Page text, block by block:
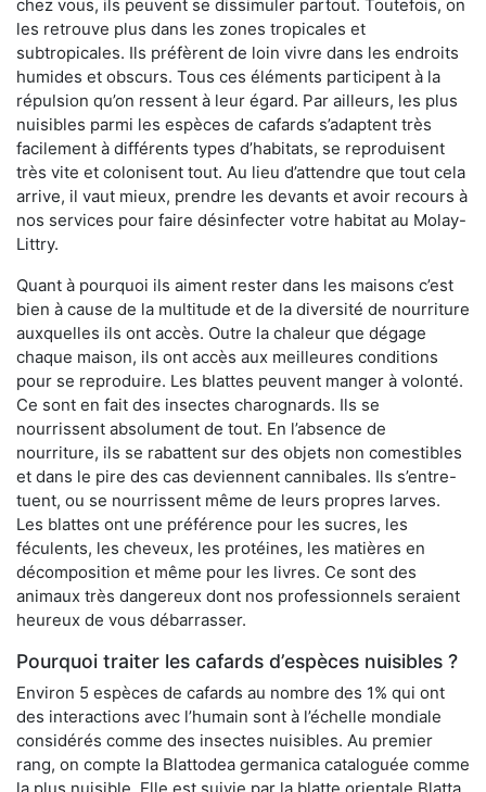
chez vous, ils peuvent se dissimuler partout. Toutefois, on
les retrouve plus dans les zones tropicales et
subtropicales. Ils préfèrent de loin vivre dans les endroits
humides et obscurs. Tous ces éléments participent à la
répulsion qu’on ressent à leur égard. Par ailleurs, les plus
nuisibles parmi les espèces de cafards s’adaptent très
facilement à différents types d’habitats, se reproduisent
très vite et colonisent tout. Au lieu d’attendre que tout cela
arrive, il vaut mieux, prendre les devants et avoir recours à
nos services pour faire désinfecter votre habitat au Molay-
Littry.
Quant à pourquoi ils aiment rester dans les maisons c’est
bien à cause de la multitude et de la diversité de nourriture
auxquelles ils ont accès. Outre la chaleur que dégage
chaque maison, ils ont accès aux meilleures conditions
pour se reproduire. Les blattes peuvent manger à volonté.
Ce sont en fait des insectes charognards. Ils se
nourrissent absolument de tout. En l’absence de
nourriture, ils se rabattent sur des objets non comestibles
et dans le pire des cas deviennent cannibales. Ils s’entre-
tuent, ou se nourrissent même de leurs propres larves.
Les blattes ont une préférence pour les sucres, les
féculents, les cheveux, les protéines, les matières en
décomposition et même pour les livres. Ce sont des
animaux très dangereux dont nos professionnels seraient
heureux de vous débarrasser.
Pourquoi traiter les cafards d’espèces nuisibles ?
Environ 5 espèces de cafards au nombre des 1% qui ont
des interactions avec l’humain sont à l’échelle mondiale
considérés comme des insectes nuisibles. Au premier
rang, on compte la Blattodea germanica cataloguée comme